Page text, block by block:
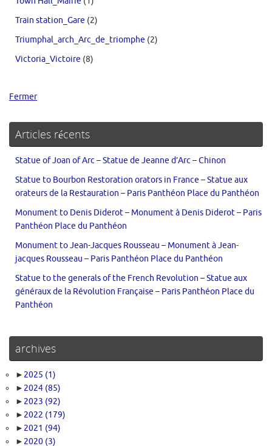
Train station_Gare (2)
Triumphal_arch_Arc_de_triomphe (2)
Victoria_Victoire (8)
Fermer
Articles récents
Statue of Joan of Arc – Statue de Jeanne d’Arc – Chinon
Statue to Bourbon Restoration orators in France – Statue aux
orateurs de la Restauration – Paris Panthéon Place du Panthéon
Monument to Denis Diderot – Monument à Denis Diderot – Paris
Panthéon Place du Panthéon
Monument to Jean-Jacques Rousseau – Monument à Jean-
jacques Rousseau – Paris Panthéon Place du Panthéon
Statue to the generals of the French Revolution – Statue aux
généraux de la Révolution Française – Paris Panthéon Place du
Panthéon
archives
► 2025 (1)
► 2024 (85)
► 2023 (92)
► 2022 (179)
► 2021 (94)
► 2020 (3)